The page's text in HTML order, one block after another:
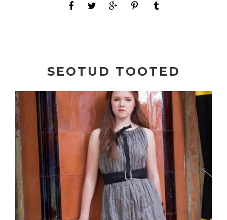
SEOTUD TOOTED